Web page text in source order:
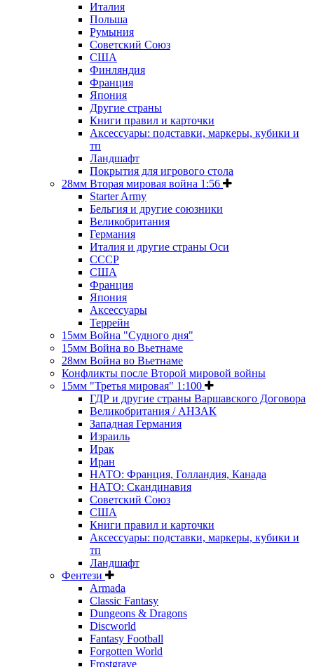
Италия
Польша
Румыния
Советский Союз
США
Финляндия
Франция
Япония
Другие страны
Книги правил и карточки
Аксессуары: подставки, маркеры, кубики и
тп
Ландшафт
Покрытия для игрового стола
28мм Вторая мировая война 1:56
Starter Army
Бельгия и другие союзники
Великобритания
Германия
Италия и другие страны Оси
СССР
США
Франция
Япония
Аксессуары
Террейн
15мм Война "Судного дня"
15мм Война во Вьетнаме
28мм Война во Вьетнаме
Конфликты после Второй мировой войны
15мм "Третья мировая" 1:100
ГДР и другие страны Варшавского Договора
Великобритания / АНЗАК
Западная Германия
Израиль
Ирак
Иран
НАТО: Франция, Голландия, Канада
НАТО: Скандинавия
Советский Союз
США
Книги правил и карточки
Аксессуары: подставки, маркеры, кубики и
тп
Ландшафт
Фентези
Armada
Classic Fantasy
Dungeons & Dragons
Discworld
Fantasy Football
Forgotten World
Frostgrave